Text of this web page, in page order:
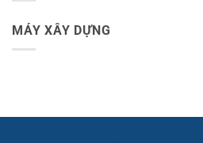
MÁY XÂY DỰNG